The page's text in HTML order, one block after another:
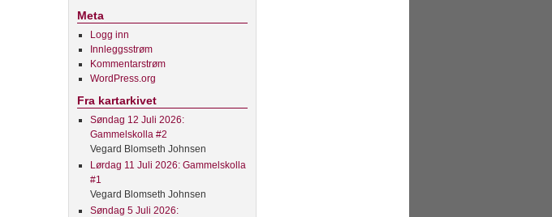
Meta
Logg inn
Innleggsstrøm
Kommentarstrøm
WordPress.org
Fra kartarkivet
Søndag 12 Juli 2026:
Gammelskolla #2
Vegard Blomseth Johnsen
Lørdag 11 Juli 2026: Gammelskolla
#1
Vegard Blomseth Johnsen
Søndag 5 Juli 2026: